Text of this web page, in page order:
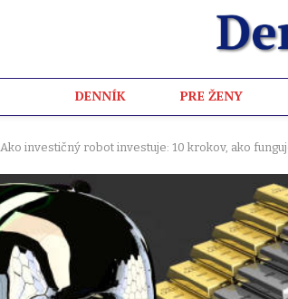
DENNÍK PRE ŽENY
Ako investičný robot investuje: 10 krokov, ako